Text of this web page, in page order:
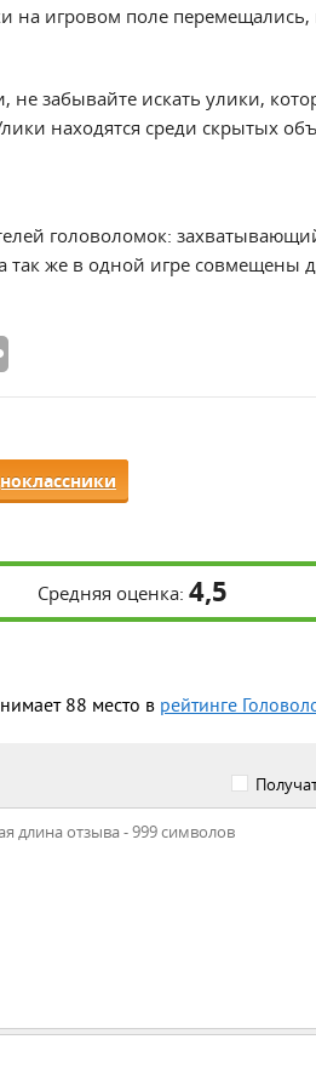
на игровом поле
забывайте искать улики,
находятся среди скрытых
головоломок:
так же в одной игре
Средняя оценка: 4,5
88 место в рейтинге